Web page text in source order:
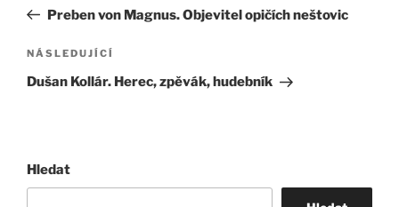
příspěvek
příspěvek
Preben von Magnus. Objevitel opičích neštovic
Následující
příspěvek
NÁSLEDUJÍCÍ
Dušan Kollár. Herec, zpěvák, hudebník
Hledat